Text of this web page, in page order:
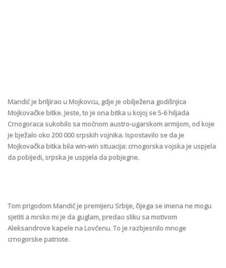
Mandić je briljirao u Mojkovcu, gdje je obilježena godišnjica
Mojkovačke bitke. Jeste, to je ona bitka u kojoj se 5-6 hiljada
Crnogoraca sukobilo sa moćnom austro-ugarskom armijom, od koje
je bježalo oko 200 000 srpskih vojnika. Ispostavilo se da je
Mojkovačka bitka bila win-win situacija: crnogorska vojska je uspjela
da pobijedi, srpska je uspjela da pobjegne.
Tom prigodom Mandić je premijeru Srbije, čijega se imena ne mogu
sjetiti a mrsko mi je da guglam, predao sliku sa motivom
Aleksandrove kapele na Lovćenu. To je razbjesnilo mnoge
crnogorske patriote.